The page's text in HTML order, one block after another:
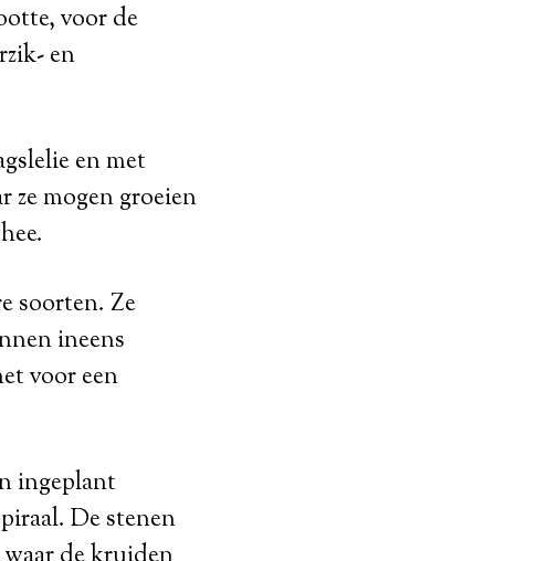
voor de
en
en met
ze mogen groeien
soorten. Ze
ineens
voor een
ingeplant
De stenen